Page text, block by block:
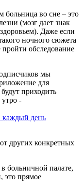
во сне – это
(мозг дает знак
Даже если
ночного сюжета
пройти обследование
мы
для
приходить
утро -
каждый день
других конкретных
больничной палате,
это прямое